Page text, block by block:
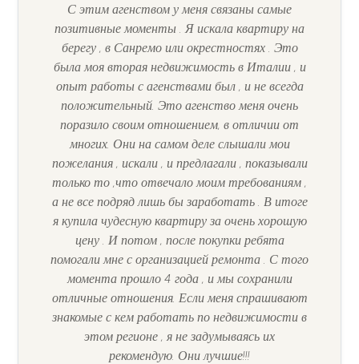
С этим агенством у меня связаны самые
позитивные моменты . Я искала квартиру на
берегу , в Санремо или окрестностях . Это
была моя вторая недвижимость в Италии , и
опыт работы с агенствами был , и не всегда
положительный. Это агенство меня очень
поразило своим отношением, в отличии от
многих. Они на самом деле слышали мои
пожелания , искали , и предлагали , показывали
только то ,что отвечало моим требованиям ,
а не все подряд лишь бы заработать . В итоге
я купила чудесную квартиру за очень хорошую
цену . И потом , после покупки ребята
помогали мне с организацией ремонта . С того
момента прошло 4 года , и мы сохранили
отличные отношения. Если меня спрашивают
знакомые с кем работать по недвижимости в
этом регионе , я не задумываясь их
рекомендую. Они лучшие!!!
Цена
(управляемой
свойст)
Количество
спален
Любая